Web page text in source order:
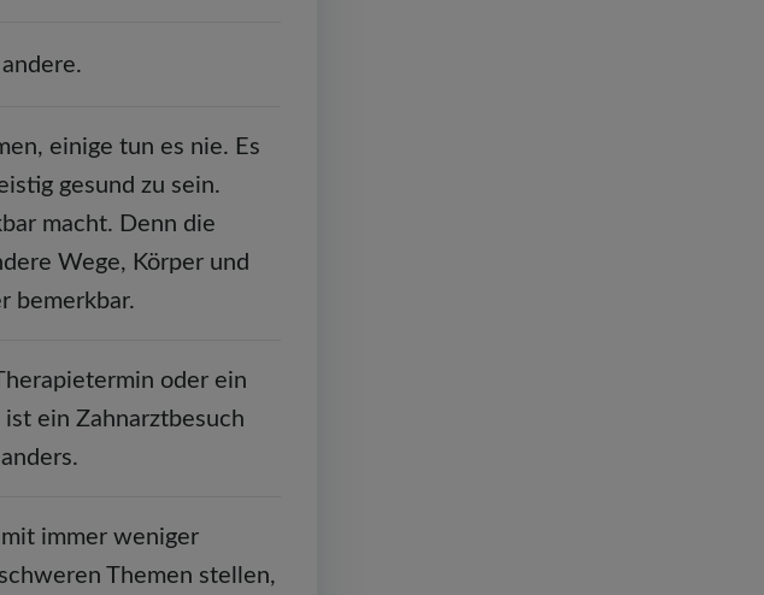
einige tun es nie. Es
gesund zu sein.
macht. Denn die
Wege, Körper und
bemerkbar.
oder ein
ein Zahnarztbesuch
immer weniger
Themen stellen,